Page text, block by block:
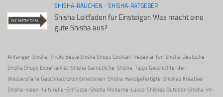
SHISHA-RAUCHEN / SHISHA-RATGEBER
Shisha Leitfaden für Einsteiger: Was macht eine
gute Shisha aus?
Anfänger-Shisha-Tricks Beste Shisha Shops Cocktail-Rezepte-für-Shisha Deutsche
Shisha Shops Expertenrat-Shisha Gemütliche-Shisha-Tipps Geschichte-der-
Wasserpfeife Geschmackskombinationen-Shisha Handgefertigte-Shishas Kreative-
Shisha-Ideen Kulturelle-Einflüsse-Shisha Moderne-Luxus-Shishas Outdoor-Shisha-im-